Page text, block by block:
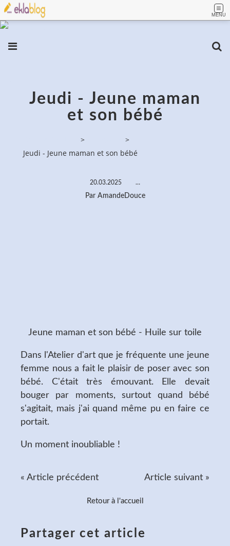
MENU
Jeudi - Jeune maman
et son bébé
>
>
Jeudi - Jeune maman et son bébé
20.03.2025 …
Par AmandeDouce
Jeune maman et son bébé - Huile sur toile
Dans l'Atelier d'art que je fréquente une jeune
femme nous a fait le plaisir de poser avec son
bébé. C'était très émouvant. Elle devait
bouger par moments, surtout quand bébé
s'agitait, mais j'ai quand même pu en faire ce
portait.
Un moment inoubliable !
« Article précédent Article suivant »
Retour à l'accueil
Partager cet article